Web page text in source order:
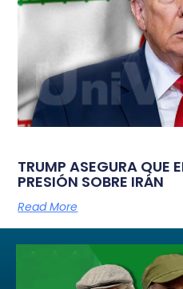
TRUMP ASEGURA QUE
PRESIÓN SOBRE IRÁN
Read More